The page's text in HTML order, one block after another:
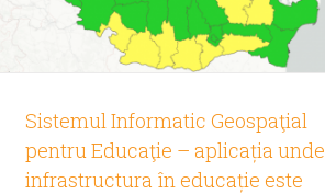
Sistemul Informatic Geospaţial
pentru Educaţie – aplicația unde
infrastructura în educație este